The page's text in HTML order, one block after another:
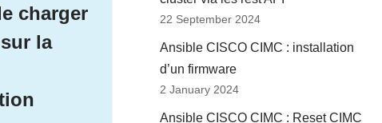
charger
la
22 September 2024
Ansible CISCO CIMC : installation
d’un firmware
2 January 2024
Ansible CISCO CIMC : Reset CIMC